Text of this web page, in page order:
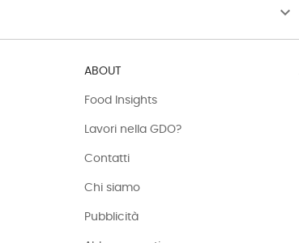
keyboard_arrow_down
ABOUT
Food Insights
Lavori nella GDO?
Contatti
Chi siamo
Pubblicità